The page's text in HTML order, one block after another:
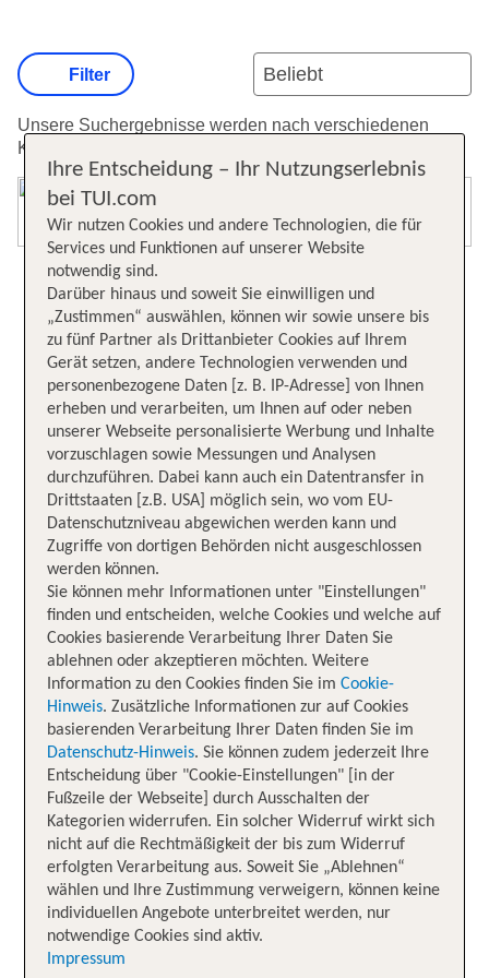
Unsere Suchergebnisse werden nach verschiedenen
Kriterien sortiert.
Filter
Ihre Entscheidung – Ihr Nutzungserlebnis
bei TUI.com
Wir nutzen Cookies und andere Technologien, die für
Services und Funktionen auf unserer Website
notwendig sind.
Darüber hinaus und soweit Sie einwilligen und
„Zustimmen“ auswählen, können wir sowie unsere bis
zu fünf Partner als Drittanbieter Cookies auf Ihrem
Gerät setzen, andere Technologien verwenden und
personenbezogene Daten [z. B. IP-Adresse] von Ihnen
erheben und verarbeiten, um Ihnen auf oder neben
unserer Webseite personalisierte Werbung und Inhalte
vorzuschlagen sowie Messungen und Analysen
durchzuführen. Dabei kann auch ein Datentransfer in
Drittstaaten [z.B. USA] möglich sein, wo vom EU-
Datenschutzniveau abgewichen werden kann und
Zugriffe von dortigen Behörden nicht ausgeschlossen
werden können.
Sie können mehr Informationen unter "Einstellungen"
finden und entscheiden, welche Cookies und welche auf
Cookies basierende Verarbeitung Ihrer Daten Sie
ablehnen oder akzeptieren möchten. Weitere
Information zu den Cookies finden Sie im Cookie-
Hinweis. Zusätzliche Informationen zur auf Cookies
basierenden Verarbeitung Ihrer Daten finden Sie im
Datenschutz-Hinweis. Sie können zudem jederzeit Ihre
Entscheidung über "Cookie-Einstellungen" [in der
Fußzeile der Webseite] durch Ausschalten der
Kategorien widerrufen. Ein solcher Widerruf wirkt sich
nicht auf die Rechtmäßigkeit der bis zum Widerruf
erfolgten Verarbeitung aus. Soweit Sie „Ablehnen“
wählen und Ihre Zustimmung verweigern, können keine
individuellen Angebote unterbreitet werden, nur
notwendige Cookies sind aktiv.
Impressum